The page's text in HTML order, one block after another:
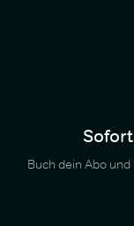
Buch dein Abo